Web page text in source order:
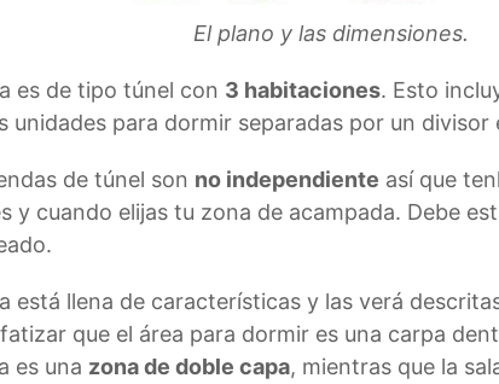
El plano y las dimensiones.
es de tipo túnel con 3 habitaciones. Esto
unidades para dormir separadas por un divisor
de túnel son no independiente así que
y cuando elijas tu zona de acampada. Debe
está llena de características y las verá
que el área para dormir es una carpa
es una zona de doble capa, mientras que la